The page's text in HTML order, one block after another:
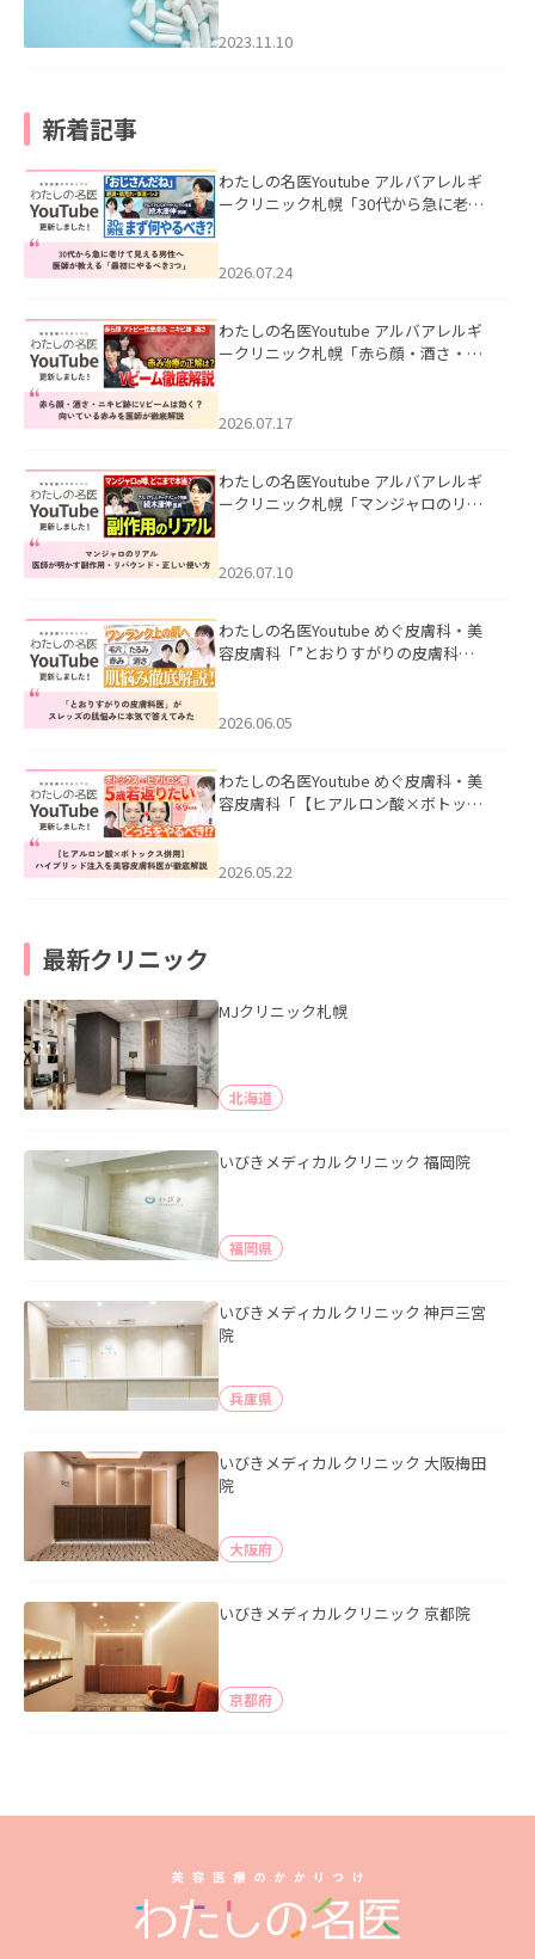
2023.11.10
新着記事
わたしの名医Youtube アルバアレルギ
ークリニック札幌「30代から急に老け
た。
2026.07.24
わたしの名医Youtube アルバアレルギ
ークリニック札幌「赤ら顔・酒さ・ニ
した。
2026.07.17
わたしの名医Youtube アルバアレルギ
ークリニック札幌「マンジャロのリア
た。
2026.07.10
わたしの名医Youtube めぐ皮膚科・美
容皮膚科「”とおりすがりの皮膚科
2026.06.05
わたしの名医Youtube めぐ皮膚科・美
容皮膚科「【ヒアルロン酸×ボトック
た。
2026.05.22
最新クリニック
MJクリニック札幌
北海道
いびきメディカルクリニック 福岡院
福岡県
いびきメディカルクリニック 神戸三宮
院
兵庫県
いびきメディカルクリニック 大阪梅田
院
大阪府
いびきメディカルクリニック 京都院
京都府